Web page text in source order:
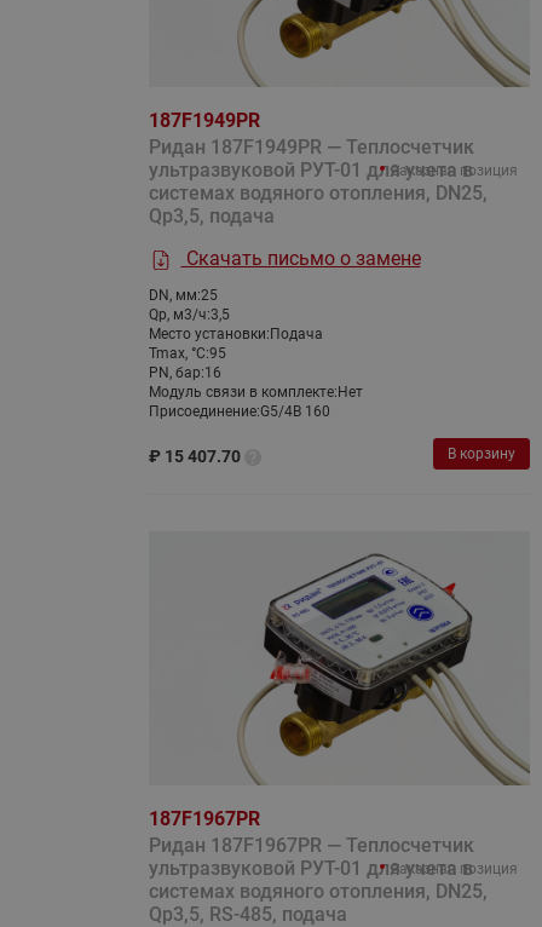
187F1949PR
Ридан 187F1949PR — Теплосчетчик
ультразвуковой РУТ-01 для учета в
системах водяного отопления, DN25,
Qp3,5, подача
Скачать письмо о замене
DN, мм:25
Qp, м3/ч:3,5
Место установки: Подача
Tmax, °С:95
PN, бар:16
Модуль связи в комплекте: Нет
Присоединение:G5/4B 160
₽ 15 407.70
Заказная позиция
В корзину
187F1967PR
Ридан 187F1967PR — Теплосчетчик
ультразвуковой РУТ-01 для учета в
системах водяного отопления, DN25,
Qp3,5, RS-485, подача
Заказная позиция